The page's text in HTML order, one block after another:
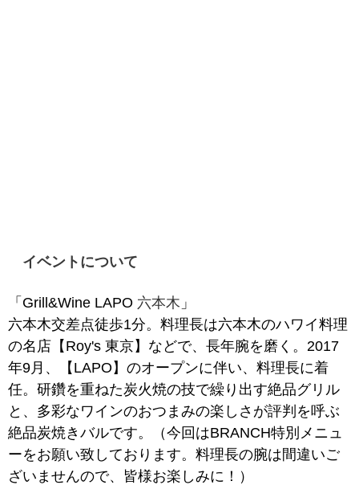
イベントについて
「Grill&Wine LAPO 六本木 」
六本木交差点徒歩1分。料理長は六本木のハワイ料理
の名店【Roy's 東京】などで、長年腕を磨く。2017
年9月、【LAPO】のオープンに伴い、料理長に着
任。研鑽を重ねた炭火焼の技で繰り出す絶品グリル
と、多彩なワインのおつまみの楽しさが評判を呼ぶ
絶品炭焼きバルです。（今回はBRANCH特別メニュ
ーをお願い致しております。料理長の腕は間違いご
ざいませんので、皆様お楽しみに！）